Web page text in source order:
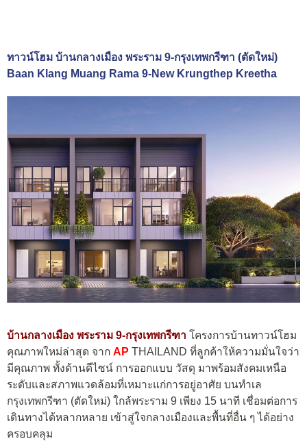
ทาวน์โฮม บ้านกลางเมือง พระราม 9-กรุงเทพกรีฑา (ตัดใหม่)
Baan Klang Muang Rama 9-New Krungthep Kreetha
บ้านกลางเมือง พระราม 9-กรุงเทพกรีฑา โครงการบ้านทาวน์โฮม
คุณภาพใหม่ล่าสุด จาก AP THAILAND ที่ลูกค้าให้ความมั่นใจว่า
มีคุณภาพ ทั้งด้านดีไซน์ การออกแบบ วัสดุ มาพร้อมสังคมเหนือ
ระดับและสภาพแวดล้อมที่เหมาะแก่การอยู่อาศัย บนทำเล
กรุงเทพกรีฑา (ตัดใหม่) ใกล้พระราม 9 เพียง 15 นาที เชื่อมต่อการ
เดินทางได้หลากหลาย เข้าสู่ใจกลางเมืองและพื้นที่อื่น ๆ ได้อย่าง
ครอบคลุม